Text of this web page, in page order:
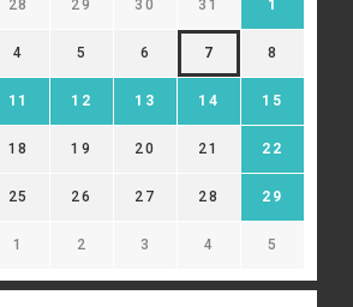
28 29 30 31 1
4 5 6 7 8
11 12 13 14 15
18 19 20 21 22
25 26 27 28 29
1 2 3 4 5